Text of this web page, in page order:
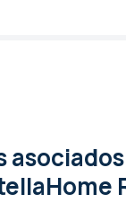
asociados